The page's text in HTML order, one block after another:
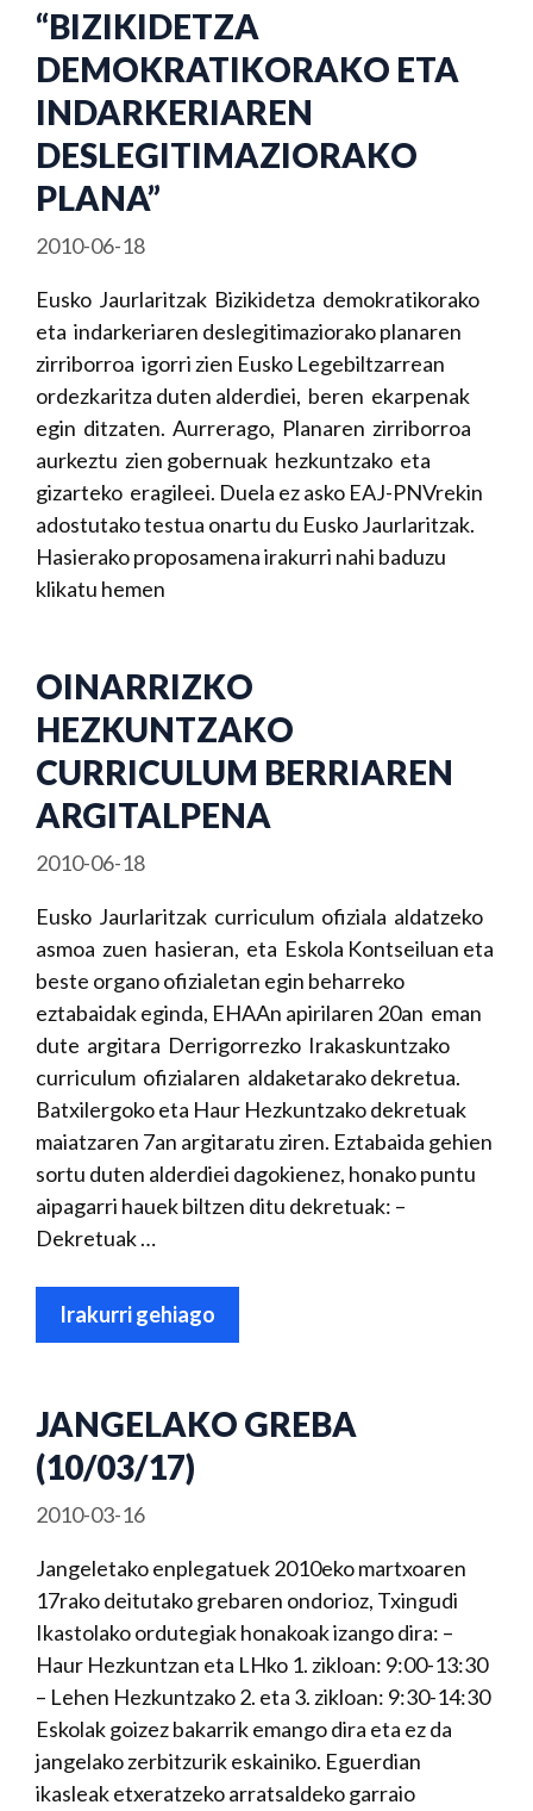
“BIZIKIDETZA
DEMOKRATIKORAKO ETA
INDARKERIAREN
DESLEGITIMAZIORAKO
PLANA”
2010-06-18
Eusko Jaurlaritzak Bizikidetza demokratikorako
eta indarkeriaren deslegitimaziorako planaren
zirriborroa igorri zien Eusko Legebiltzarrean
ordezkaritza duten alderdiei, beren ekarpenak
egin ditzaten. Aurrerago, Planaren zirriborroa
aurkeztu zien gobernuak hezkuntzako eta
gizarteko eragileei. Duela ez asko EAJ-PNVrekin
adostutako testua onartu du Eusko Jaurlaritzak.
Hasierako proposamena irakurri nahi baduzu
klikatu hemen
OINARRIZKO
HEZKUNTZAKO
CURRICULUM BERRIAREN
ARGITALPENA
2010-06-18
Eusko Jaurlaritzak curriculum ofiziala aldatzeko
asmoa zuen hasieran, eta Eskola Kontseiluan eta
beste organo ofizialetan egin beharreko
eztabaidak eginda, EHAAn apirilaren 20an eman
dute argitara Derrigorrezko Irakaskuntzako
curriculum ofizialaren aldaketarako dekretua.
Batxilergoko eta Haur Hezkuntzako dekretuak
maiatzaren 7an argitaratu ziren. Eztabaida gehien
sortu duten alderdiei dagokienez, honako puntu
aipagarri hauek biltzen ditu dekretuak: –
Dekretuak …
Irakurri gehiago
JANGELAKO GREBA
(10/03/17)
2010-03-16
Jangeletako enplegatuek 2010eko martxoaren
17rako deitutako grebaren ondorioz, Txingudi
Ikastolako ordutegiak honakoak izango dira: –
Haur Hezkuntzan eta LHko 1. zikloan: 9:00-13:30
– Lehen Hezkuntzako 2. eta 3. zikloan: 9:30-14:30
Eskolak goizez bakarrik emango dira eta ez da
jangelako zerbitzurik eskainiko. Eguerdian
ikasleak etxeratzeko arratsaldeko garraio